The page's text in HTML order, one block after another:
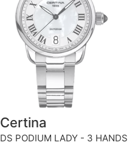
Certina
DS PODIUM LADY - 3 HANDS